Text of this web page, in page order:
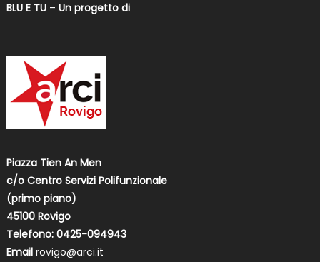
BLU E TU– Un progetto di
Piazza Tien An Men
c/o Centro Servizi Polifunzionale
(primo piano)
45100 Rovigo
Telefono: 0425-094943
Email rovigo@arci.it